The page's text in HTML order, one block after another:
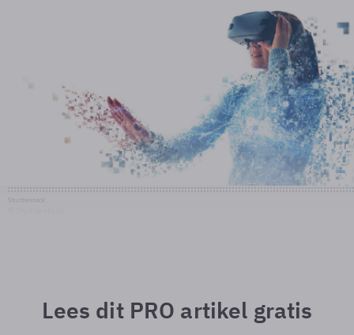
Lees dit PRO artikel gratis